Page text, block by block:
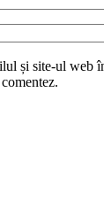
și site-ul web